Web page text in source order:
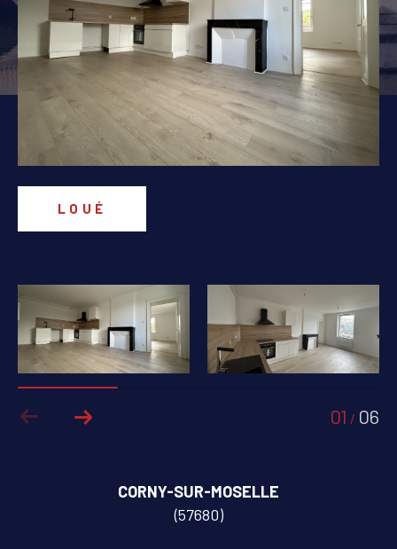
LOUÉ
01 / 06
CORNY-SUR-MOSELLE
(57680)
PIÈCES
1 3 5+
Localisation
PARKING TERRASSE PISCINE
FILTRER PAR
NOUVEAUTÉS